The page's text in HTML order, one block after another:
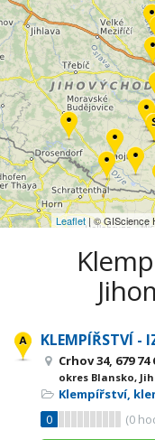
Leaflet| © GIScience
KLEMPÍŘSTVÍ -
Crhov 34, 679
okres Blansko,
Klempířství,
0
(0